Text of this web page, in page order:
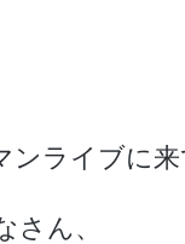
ンライブに
さん、